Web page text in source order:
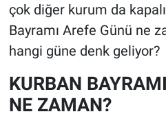
çok diğer kurum da
Bayramı Arefe Günü ne
hangi güne denk geliyor?
KURBAN
NE ZAMAN?